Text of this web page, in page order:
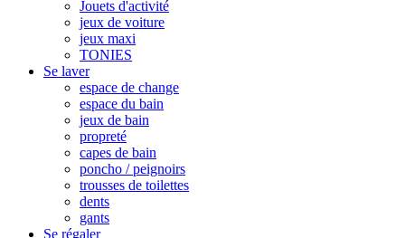
Jouets d'activité
jeux de voiture
jeux maxi
TONIES
Se laver
espace de change
espace du bain
jeux de bain
propreté
capes de bain
poncho / peignoirs
trousses de toilettes
dents
gants
Se régaler